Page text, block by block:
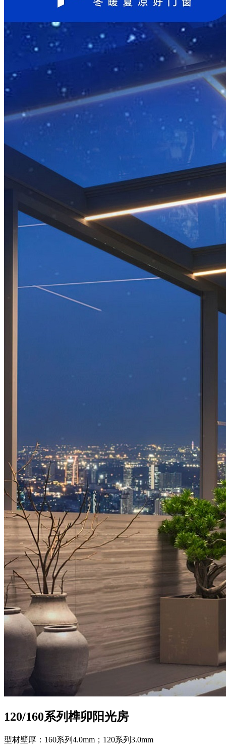
120/160系列榫卯阳光房
型材壁厚：160系列4.0mm；120系列3.0mm